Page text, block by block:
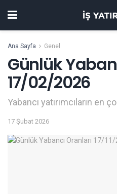
Ana Sayfa Genel
Günlük
17/02/2026
Yabancı yatırımcıların en
17 Şubat 2026